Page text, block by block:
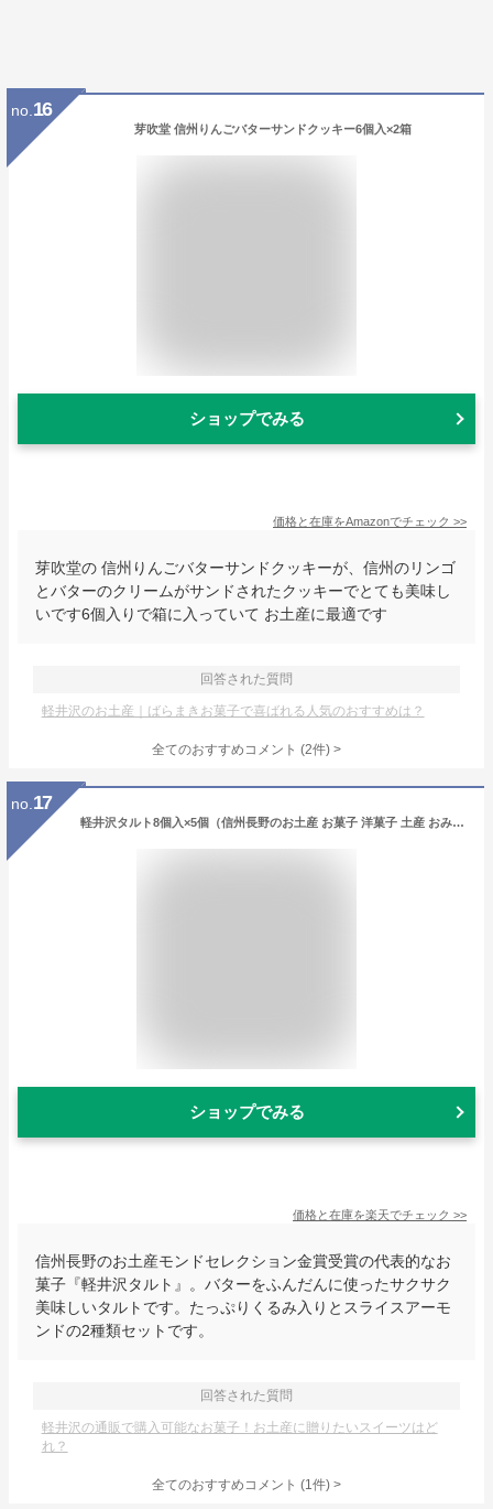
no. 16
芽吹堂 信州りんごバターサンドクッキー6個入×2箱
ショップでみる
価格と在庫をAmazonでチェック >>
芽吹堂の 信州りんごバターサンドクッキーが、信州のリンゴ
とバターのクリームがサンドされたクッキーでとても美味し
いです6個入りで箱に入っていて お土産に最適です
回答された質問
軽井沢のお土産｜ばらまきお菓子で喜ばれる人気のおすすめは？
全てのおすすめコメント (2件) >
no. 17
軽井沢タルト8個入×5個（信州長野のお土産 お菓子 洋菓子 土産 おみやげ 長野県 お取り寄せスイーツ 長野土産 信州土産 長野お土産 通販 ケーキ 焼き菓子）
ショップでみる
価格と在庫を楽天でチェック >>
信州長野のお土産モンドセレクション金賞受賞の代表的なお
菓子『軽井沢タルト』。バターをふんだんに使ったサクサク
美味しいタルトです。たっぷりくるみ入りとスライスアーモ
ンドの2種類セットです。
回答された質問
軽井沢の通販で購入可能なお菓子！お土産に贈りたいスイーツはど
れ？
全てのおすすめコメント (1件) >